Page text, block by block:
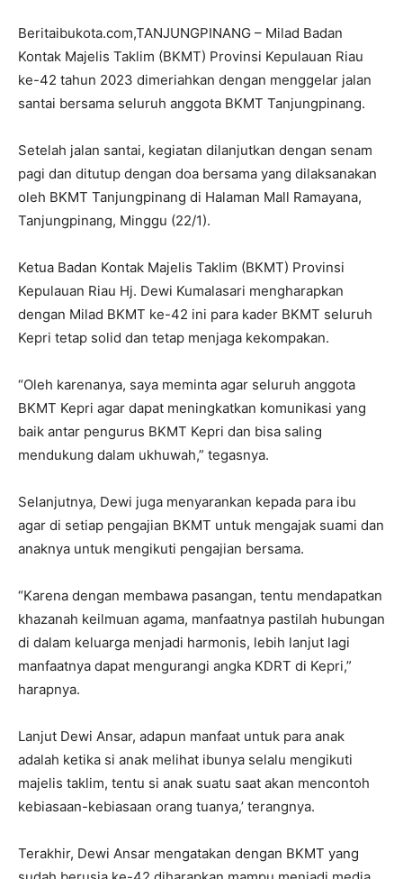
Beritaibukota.com,TANJUNGPINANG – Milad Badan
Kontak Majelis Taklim (BKMT) Provinsi Kepulauan Riau
ke-42 tahun 2023 dimeriahkan dengan menggelar jalan
santai bersama seluruh anggota BKMT Tanjungpinang.
Setelah jalan santai, kegiatan dilanjutkan dengan senam
pagi dan ditutup dengan doa bersama yang dilaksanakan
oleh BKMT Tanjungpinang di Halaman Mall Ramayana,
Tanjungpinang, Minggu (22/1).
Ketua Badan Kontak Majelis Taklim (BKMT) Provinsi
Kepulauan Riau Hj. Dewi Kumalasari mengharapkan
dengan Milad BKMT ke-42 ini para kader BKMT seluruh
Kepri tetap solid dan tetap menjaga kekompakan.
“Oleh karenanya, saya meminta agar seluruh anggota
BKMT Kepri agar dapat meningkatkan komunikasi yang
baik antar pengurus BKMT Kepri dan bisa saling
mendukung dalam ukhuwah,” tegasnya.
Selanjutnya, Dewi juga menyarankan kepada para ibu
agar di setiap pengajian BKMT untuk mengajak suami dan
anaknya untuk mengikuti pengajian bersama.
“Karena dengan membawa pasangan, tentu mendapatkan
khazanah keilmuan agama, manfaatnya pastilah hubungan
di dalam keluarga menjadi harmonis, lebih lanjut lagi
manfaatnya dapat mengurangi angka KDRT di Kepri,”
harapnya.
Lanjut Dewi Ansar, adapun manfaat untuk para anak
adalah ketika si anak melihat ibunya selalu mengikuti
majelis taklim, tentu si anak suatu saat akan mencontoh
kebiasaan-kebiasaan orang tuanya,’ terangnya.
Terakhir, Dewi Ansar mengatakan dengan BKMT yang